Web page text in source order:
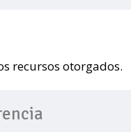
recursos otorgados.